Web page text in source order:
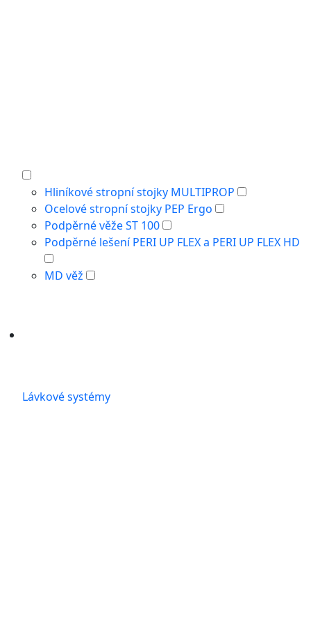
Hliníkové stropní stojky MULTIPROP
Ocelové stropní stojky PEP Ergo
Podpěrné věže ST 100
Podpěrné lešení PERI UP FLEX a PERI UP FLEX HD
MD věž
Lávkové systémy